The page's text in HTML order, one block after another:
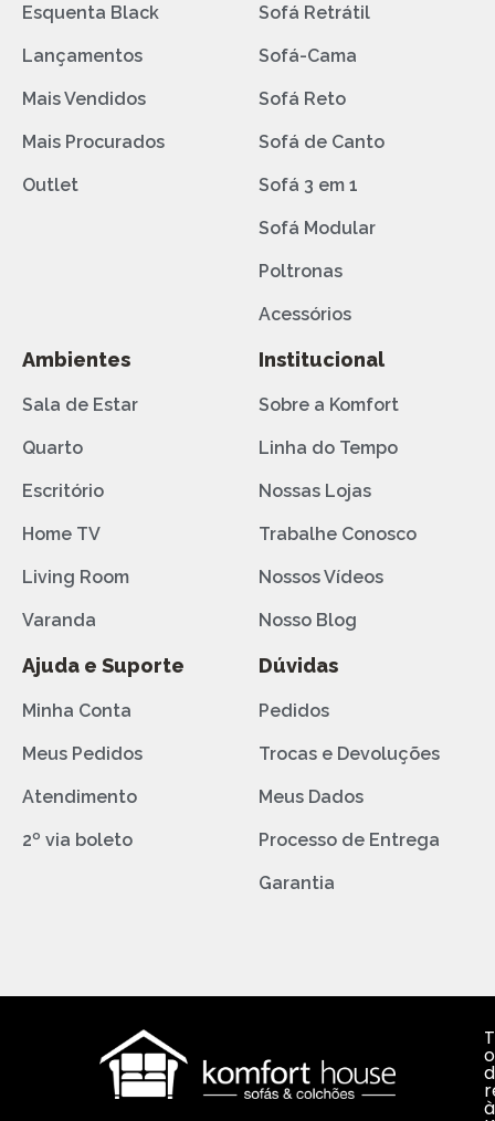
Esquenta Black
Lançamentos
Mais Vendidos
Mais Procurados
Outlet
Sofá Retrátil
Sofá-Cama
Sofá Reto
Sofá de Canto
Sofá 3 em 1
Sofá Modular
Poltronas
Acessórios
Ambientes
Sala de Estar
Quarto
Escritório
Home TV
Living Room
Varanda
Institucional
Sobre a Komfort
Linha do Tempo
Nossas Lojas
Trabalhe Conosco
Nossos Vídeos
Nosso Blog
Ajuda e Suporte
Minha Conta
Meus Pedidos
Atendimento
2º via boleto
Dúvidas
Pedidos
Trocas e Devoluções
Meus Dados
Processo de Entrega
Garantia
à